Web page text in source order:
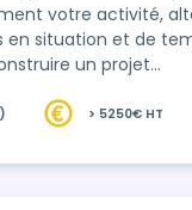
votre activité,
en situation et de
un projet
28 heures en
> 5250€ HT